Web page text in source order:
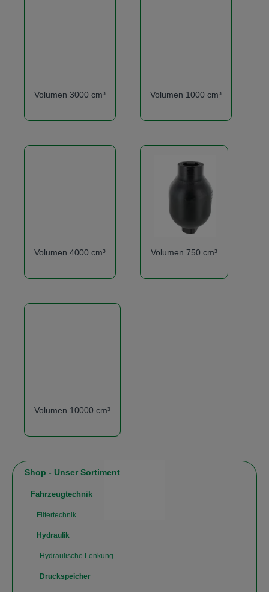
Shop - Unser Sortiment
Fahrzeugtechnik
Filtertechnik
Hydraulik
Hydraulische Lenkung
Druckspeicher
Volumen 3000 cm³ Volumen 1000 cm³
Volumen 4000 cm³ Volumen 750 cm³
Volumen 10000 cm³